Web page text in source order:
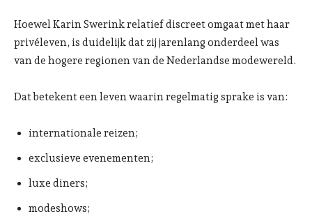
Hoewel Karin Swerink relatief discreet omgaat met haar
privéleven, is duidelijk dat zij jarenlang onderdeel was
van de hogere regionen van de Nederlandse modewereld.
Dat betekent een leven waarin regelmatig sprake is van:
internationale reizen;
exclusieve evenementen;
luxe diners;
modeshows;